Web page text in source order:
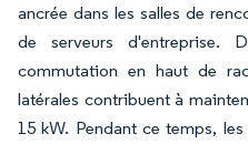
ancrée dans les salles de
de serveurs d'entreprise.
commutation en haut de
latérales contribuent à
15 kW. Pendant ce temps,